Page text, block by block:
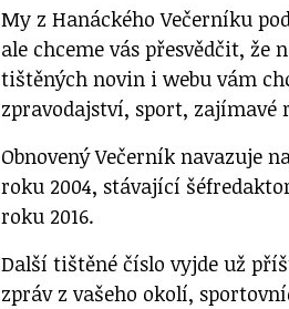
My z Hanáckého Večerníku
ale chceme vás přesvědčit,
tištěných novin i webu vám
zpravodajství, sport,
Obnovený Večerník navazuje
roku 2004, stávající
roku 2016.
Další tištěné číslo vyjde už
zpráv z vašeho okolí,